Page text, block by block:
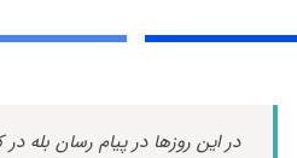
در این روزها در پیام رسان بله در